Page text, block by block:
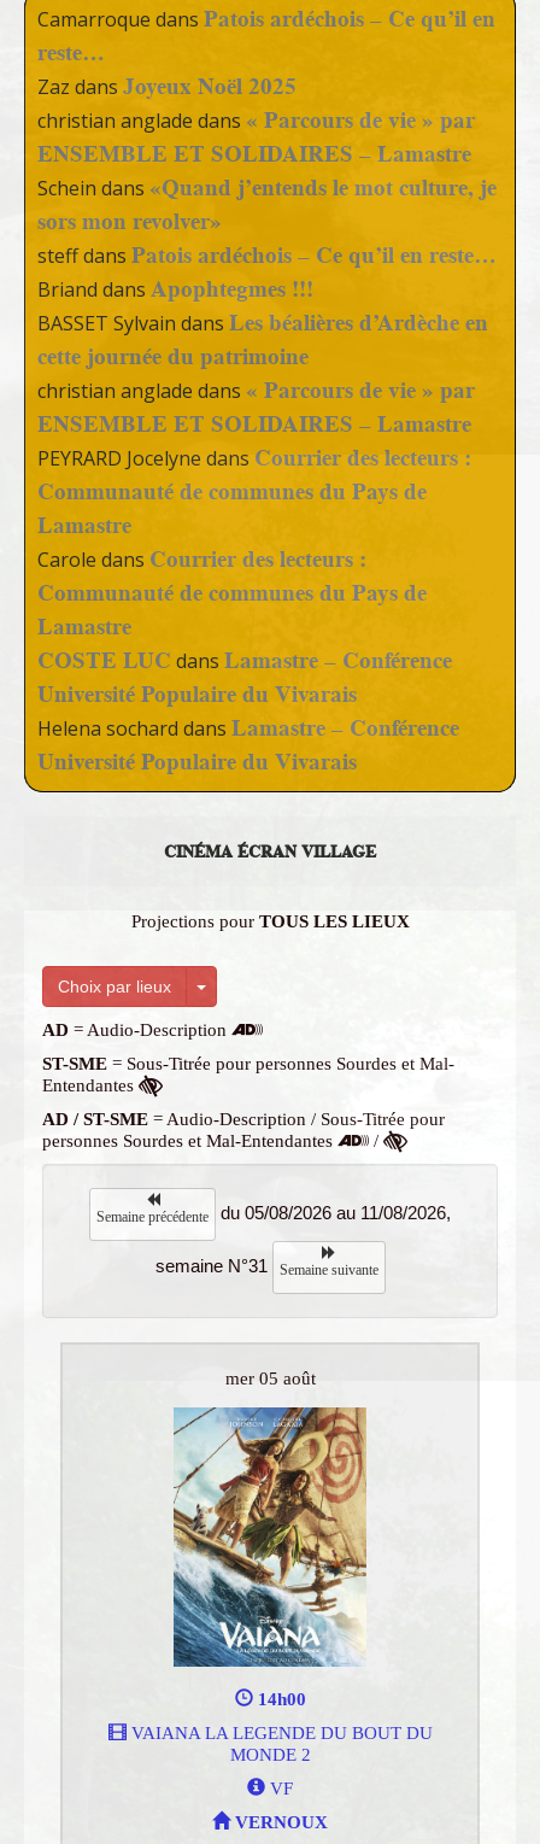
Camarroque dans Patois ardéchois – Ce qu’il en
reste…
Zaz dans Joyeux Noël 2025
christian anglade dans « Parcours de vie » par
ENSEMBLE ET SOLIDAIRES – Lamastre
Schein dans «Quand j’entends le mot culture, je
sors mon revolver»
steffdans Patois ardéchois – Ce qu’il en reste…
Briand dans Apophtegmes !!!
BASSET Sylvain dans Les béalières d’Ardèche en
cette journée du patrimoine
christian anglade dans « Parcours de vie » par
ENSEMBLE ET SOLIDAIRES – Lamastre
PEYRARD Jocelyne dans Courrier des lecteurs :
Communauté de communes du Pays de
Lamastre
Carole dans Courrier des lecteurs :
Communauté de communes du Pays de
Lamastre
COSTE LUC dans Lamastre – Conférence
Université Populaire du Vivarais
Helena sochard dans Lamastre – Conférence
Université Populaire du Vivarais
CINÉMA ÉCRAN VILLAGE